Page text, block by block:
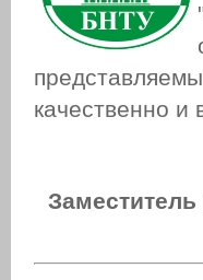
качественно и